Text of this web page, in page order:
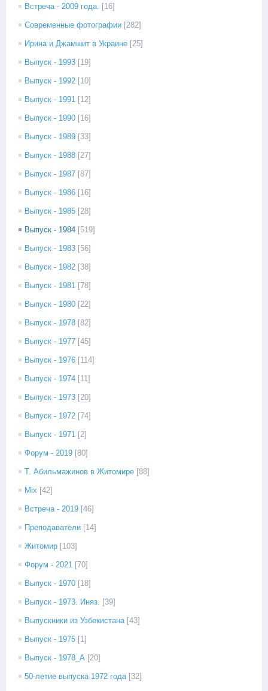
Встреча - 2009 года. [16]
Современные фотографии [282]
Ирина и Джамшит в Украине [25]
Выпуск - 1993 [19]
Выпуск - 1992 [10]
Выпуск - 1991 [12]
Выпуск - 1990 [16]
Выпуск - 1989 [33]
Выпуск - 1988 [27]
Выпуск - 1987 [87]
Выпуск - 1986 [16]
Выпуск - 1985 [28]
Выпуск - 1984 [519]
Выпуск - 1983 [56]
Выпуск - 1982 [38]
Выпуск - 1981 [78]
Выпуск - 1980 [22]
Выпуск - 1978 [82]
Выпуск - 1977 [45]
Выпуск - 1976 [114]
Выпуск - 1974 [11]
Выпуск - 1973 [20]
Выпуск - 1972 [74]
Выпуск - 1971 [2]
Форум - 2019 [80]
Т. Абильмажинов в Житомире [88]
Mix [42]
Встреча - 2019 [46]
Преподаватели [14]
Житомир [103]
Форум - 2021 [70]
Выпуск - 1970 [18]
Выпуск - 1973. Иняз. [39]
Выпускники из Узбекистана [43]
Выпуск - 1975 [1]
Выпуск - 1978_А [20]
50-летие выпуска 1972 года [32]